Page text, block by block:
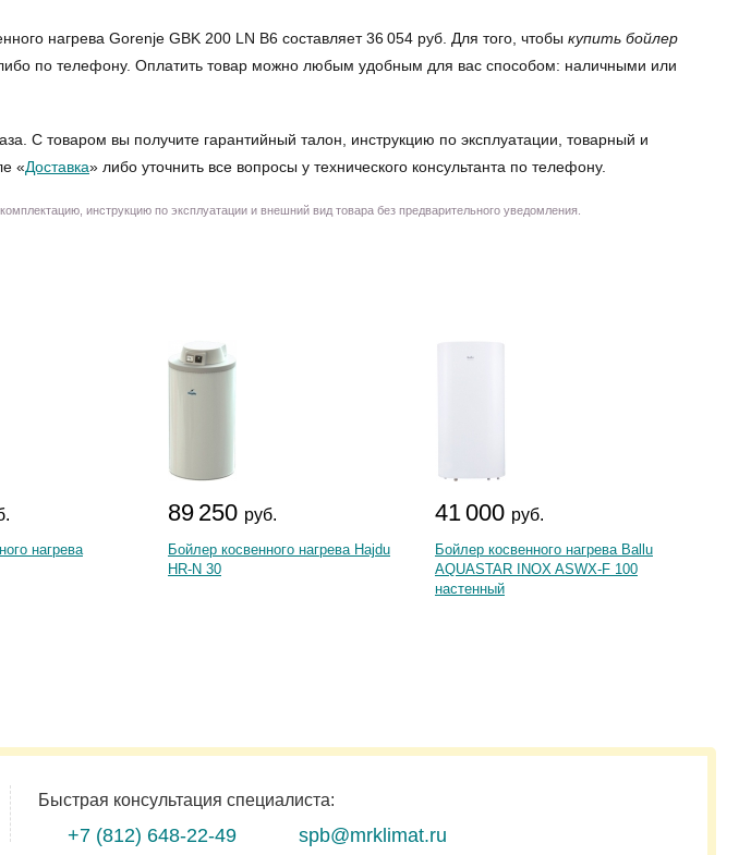
нагрева Gorenje GBK 200 LN B6 составляет 36 054 руб. Для того, чтобы купить бойлер
либо по телефону. Оплатить товар можно любым удобным для вас способом: наличными или
С товаром вы получите гарантийный талон, инструкцию по эксплуатации, товарный и
«Доставка» либо уточнить все вопросы у технического консультанта по телефону.
инструкцию по эксплуатации и внешний вид товара без предварительного уведомления.
нагрева
89 250 руб.
Бойлер косвенного нагрева Hajdu
HR-N 30
41 000 руб.
Бойлер косвенного нагрева Ballu
AQUASTAR INOX ASWX-F 100
настенный
Быстрая консультация специалиста:
+7 (812) 648-22-49 spb@mrklimat.ru